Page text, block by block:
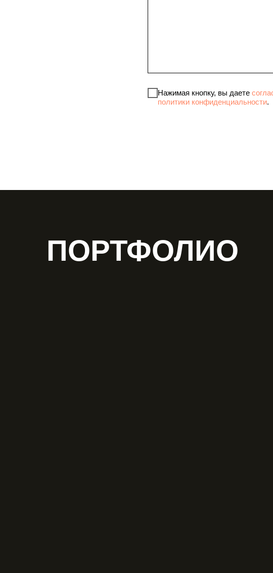
Нажимая кнопку, вы даете
политики конфиденциальности.
ПОРТФОЛИО